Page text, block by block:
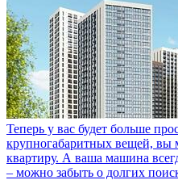
Теперь у вас будет больше
крупногабаритных вещей, вы
квартиру. А ваша машина
– можно забыть о долгих